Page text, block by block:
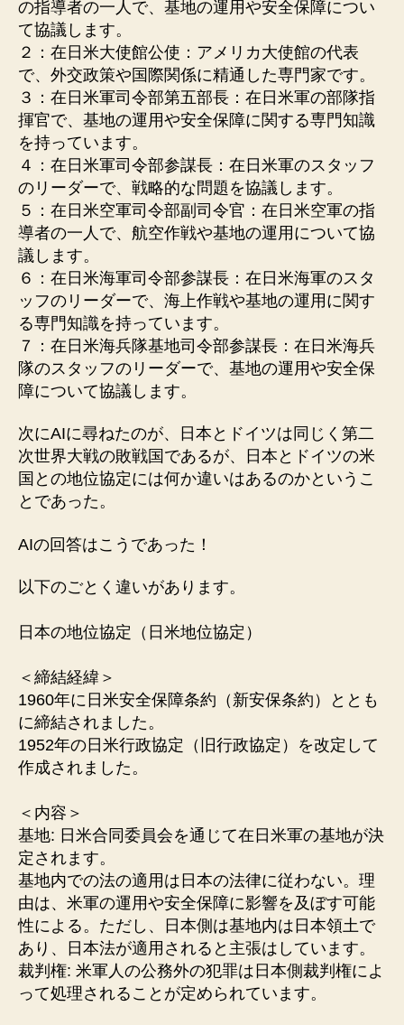
の指導者の一人で、基地の運用や安全保障につい
て協議します。
２：在日米大使館公使：アメリカ大使館の代表
で、外交政策や国際関係に精通した専門家です。
３：在日米軍司令部第五部長：在日米軍の部隊指
揮官で、基地の運用や安全保障に関する専門知識
を持っています。
４：在日米軍司令部参謀長：在日米軍のスタッフ
のリーダーで、戦略的な問題を協議します。
５：在日米空軍司令部副司令官：在日米空軍の指
導者の一人で、航空作戦や基地の運用について協
議します。
６：在日米海軍司令部参謀長：在日米海軍のスタ
ッフのリーダーで、海上作戦や基地の運用に関す
る専門知識を持っています。
７：在日米海兵隊基地司令部参謀長：在日米海兵
隊のスタッフのリーダーで、基地の運用や安全保
障について協議します。
次にAIに尋ねたのが、日本とドイツは同じく第二
次世界大戦の敗戦国であるが、日本とドイツの米
国との地位協定には何か違いはあるのかというこ
とであった。
AIの回答はこうであった！
以下のごとく違いがあります。
日本の地位協定（日米地位協定）
＜締結経緯＞
1960年に日米安全保障条約（新安保条約）ととも
に締結されました。
1952年の日米行政協定（旧行政協定）を改定して
作成されました。
＜内容＞
基地: 日米合同委員会を通じて在日米軍の基地が決
定されます。
基地内での法の適用は日本の法律に従わない。理
由は、米軍の運用や安全保障に影響を及ぼす可能
性による。ただし、日本側は基地内は日本領土で
あり、日本法が適用されると主張はしています。
裁判権: 米軍人の公務外の犯罪は日本側裁判権によ
って処理されることが定められています。